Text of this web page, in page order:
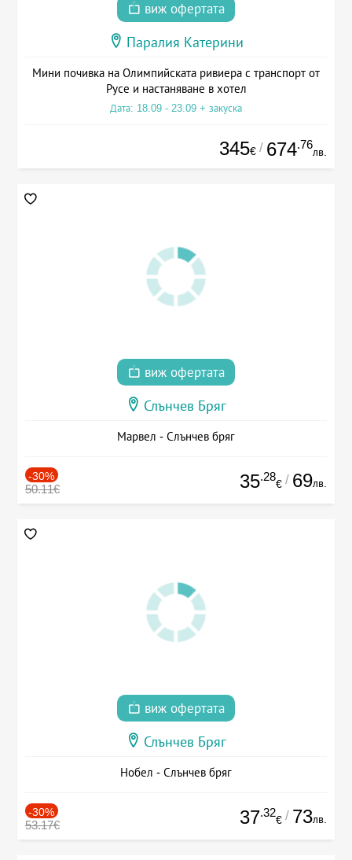
виж офертата
Паралия Катерини
Мини почивка на Олимпийската ривиера с транспорт от
Русе и настаняване в хотел
Дата: 18.09 - 23.09 + закуска
345€ / 674.76
лв.
виж офертата
Слънчев Бряг
Марвел - Слънчев бряг
-30%
50.11€ 35.28
€ / 69лв.
виж офертата
Слънчев Бряг
Нобел - Слънчев бряг
-30%
53.17€ 37.32
€ / 73лв.